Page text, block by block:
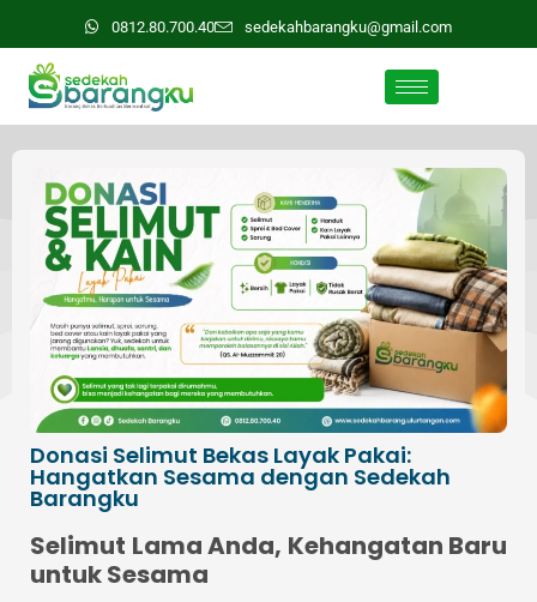
0812.80.700.40 sedekahbarangku@gmail.com
Donasi Selimut Bekas Layak Pakai:
Hangatkan Sesama dengan Sedekah
Barangku
Selimut Lama Anda, Kehangatan Baru
untuk Sesama